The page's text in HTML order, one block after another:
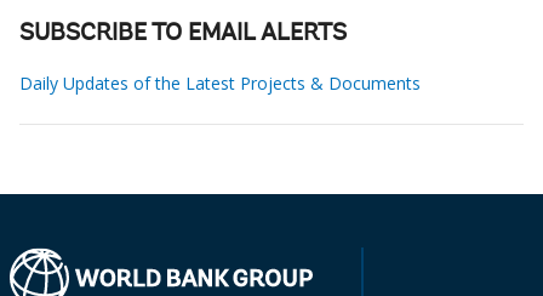
SUBSCRIBE TO EMAIL ALERTS
Daily Updates of the Latest Projects & Documents